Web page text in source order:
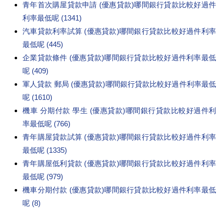
青年首次購屋貸款申請 (優惠貸款)哪間銀行貸款比較好過件
利率最低呢 (1341)
汽車貸款利率試算 (優惠貸款)哪間銀行貸款比較好過件利率
最低呢 (445)
企業貸款條件 (優惠貸款)哪間銀行貸款比較好過件利率最低
呢 (409)
軍人貸款 郵局 (優惠貸款)哪間銀行貸款比較好過件利率最低
呢 (1610)
機車 分期付款 學生 (優惠貸款)哪間銀行貸款比較好過件利
率最低呢 (766)
青年購屋貸款試算 (優惠貸款)哪間銀行貸款比較好過件利率
最低呢 (1335)
青年購屋低利貸款 (優惠貸款)哪間銀行貸款比較好過件利率
最低呢 (979)
機車分期付款 (優惠貸款)哪間銀行貸款比較好過件利率最低
呢 (8)